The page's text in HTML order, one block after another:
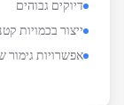
דיוקים גבוהים
ייצור בכמויות
אפשרויות גימור